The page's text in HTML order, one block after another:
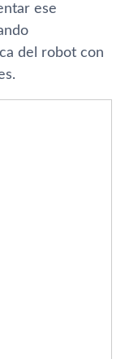
ese
del robot con